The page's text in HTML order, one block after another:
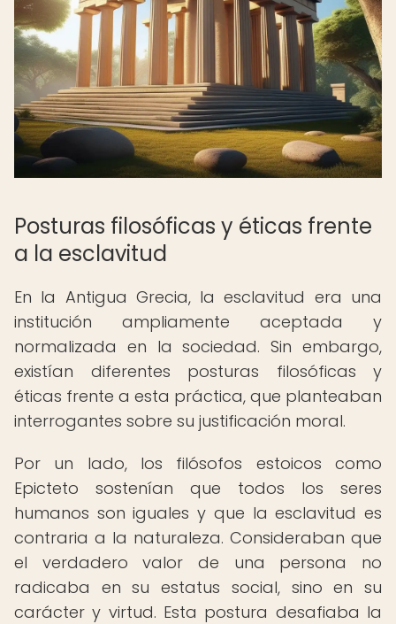
Posturas filosóficas y éticas frente
a la esclavitud
En la Antigua Grecia, la esclavitud era una
institución ampliamente aceptada y
normalizada en la sociedad. Sin embargo,
existían diferentes posturas filosóficas y
éticas frente a esta práctica, que planteaban
interrogantes sobre su justificación moral.
Por un lado, los filósofos estoicos como
Epicteto sostenían que todos los seres
humanos son iguales y que la esclavitud es
contraria a la naturaleza. Consideraban que
el verdadero valor de una persona no
radicaba en su estatus social, sino en su
carácter y virtud. Esta postura desafiaba la